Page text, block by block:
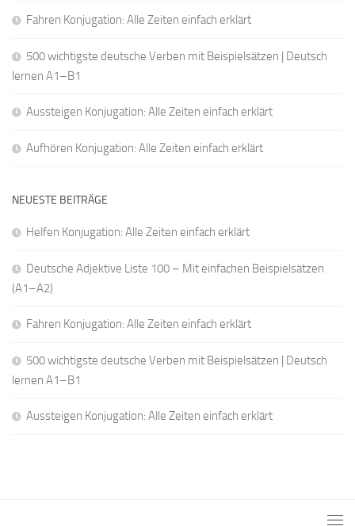
Fahren Konjugation: Alle Zeiten einfach erklärt
500 wichtigste deutsche Verben mit Beispielsätzen | Deutsch
lernen A1–B1
Aussteigen Konjugation: Alle Zeiten einfach erklärt
Aufhören Konjugation: Alle Zeiten einfach erklärt
NEUESTE BEITRÄGE
Helfen Konjugation: Alle Zeiten einfach erklärt
Deutsche Adjektive Liste 100 – Mit einfachen Beispielsätzen
(A1–A2)
Fahren Konjugation: Alle Zeiten einfach erklärt
500 wichtigste deutsche Verben mit Beispielsätzen | Deutsch
lernen A1–B1
Aussteigen Konjugation: Alle Zeiten einfach erklärt